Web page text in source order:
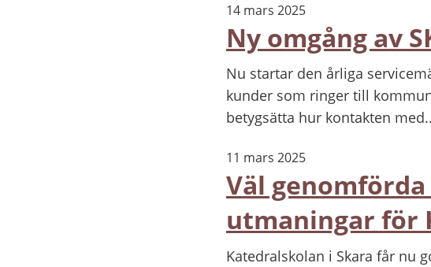
14 mars 2025
Ny omgång av
Nu startar den årliga
kunder som ringer till
betygsätta hur kontakten
11 mars 2025
Väl
utmaningar för
Katedralskolan i Skara får nu